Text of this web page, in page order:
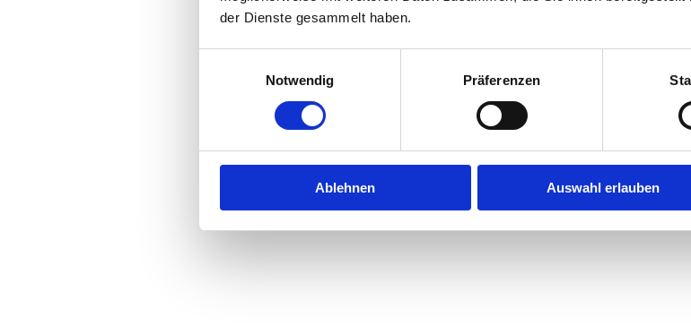
der Dienste gesammelt haben.
Notwendig
Präferenzen
Ablehnen Auswahl erlauben